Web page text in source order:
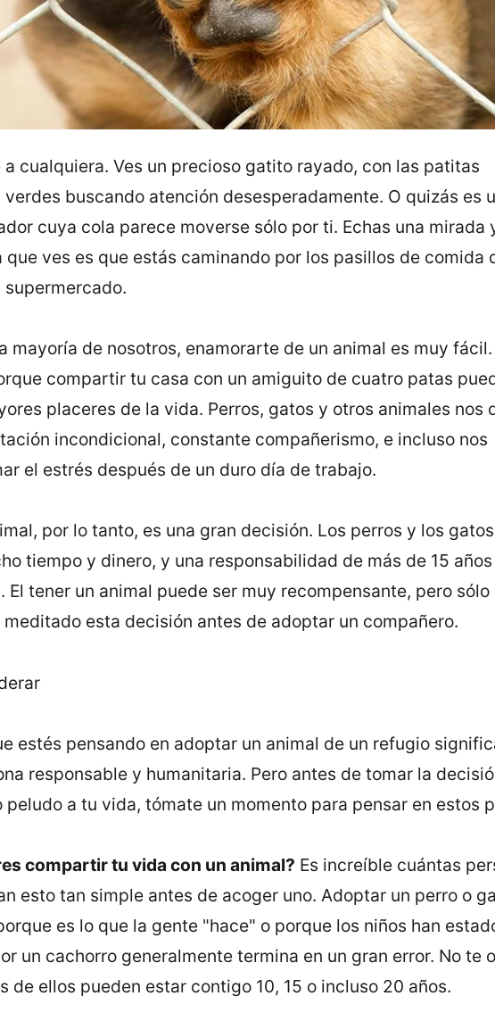
a cualquiera. Ves un precioso gatito rayado, con las patitas
buscando atención desesperadamente. O quizás es
cuya cola parece moverse sólo por ti. Echas una mirada
que ves es que estás caminando por los pasillos de comida
supermercado.
mayorí­a de nosotros, enamorarte de un animal es muy fácil.
compartir tu casa con un amiguito de cuatro patas
placeres de la vida. Perros, gatos y otros animales nos
incondicional, constante compañerismo, e incluso nos
el estrés después de un duro dí­a de trabajo.
por lo tanto, es una gran decisión. Los perros y los gatos
tiempo y dinero, y una responsabilidad de más de 15 años
El tener un animal puede ser muy recompensante, pero sólo
esta decisión antes de adoptar un compañero.
estés pensando en adoptar un animal de un refugio
responsable y humanitaria. Pero antes de tomar la
peludo a tu vida, tómate un momento para pensar en estos
compartir tu vida con un animal? Es increí­ble cuántas
esto tan simple antes de acoger uno. Adoptar un perro o
es lo que la gente "hace" o porque los niños han
un cachorro generalmente termina en un gran error. No te
de ellos pueden estar contigo 10, 15 o incluso 20 años.